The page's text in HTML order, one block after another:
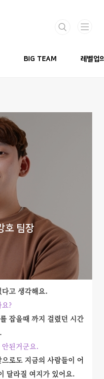
BIG TEAM 레벨업
호 팀장
고 생각해요.
?
잡을때 까지 걸렸던 시간
된거군요.
로도 지금의 사람들이 어
달라질 여지가 있어요.